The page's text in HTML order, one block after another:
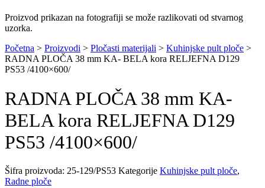
Proizvod prikazan na fotografiji se može razlikovati od stvarnog
uzorka.
Početna > Proizvodi > Pločasti materijali > Kuhinjske pult ploče >
RADNA PLOČA 38 mm KA- BELA kora RELJEFNA D129
PS53 /4100×600/
RADNA PLOČA 38 mm KA-
BELA kora RELJEFNA D129
PS53 /4100×600/
Šifra proizvoda: 25-129/PS53 Kategorije Kuhinjske pult ploče,
Radne ploče